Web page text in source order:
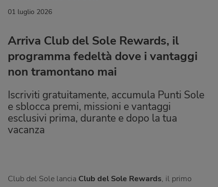
01 luglio 2026
Arriva Club del Sole Rewards, il
programma fedeltà dove i vantaggi
non tramontano mai
Iscriviti gratuitamente, accumula Punti Sole
e sblocca premi, missioni e vantaggi
esclusivi prima, durante e dopo la tua
vacanza
Club del Sole lancia Club del Sole Rewards, il primo